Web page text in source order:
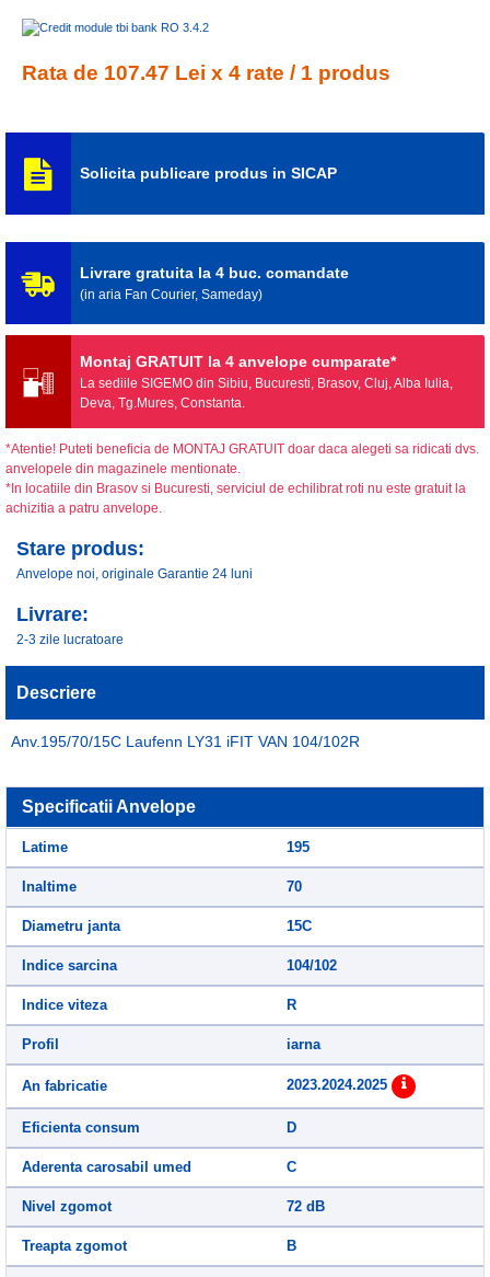
Rata de 107.47 Lei x 4 rate / 1 produs
Solicita publicare produs in SICAP
Livrare gratuita la 4 buc. comandate
(in aria Fan Courier, Sameday)
Montaj GRATUIT la 4 anvelope cumparate*
La sediile SIGEMO din Sibiu, Bucuresti, Brasov, Cluj, Alba Iulia,
Deva, Tg.Mures, Constanta.
*Atentie! Puteti beneficia de MONTAJ GRATUIT doar daca alegeti sa ridicati dvs.
anvelopele din magazinele mentionate.
*In locatiile din Brasov si Bucuresti, serviciul de echilibrat roti nu este gratuit la
achizitia a patru anvelope.
Stare produs:
Anvelope noi, originale Garantie 24 luni
Livrare:
2-3 zile lucratoare
Descriere
Anv.195/70/15C Laufenn LY31 iFIT VAN 104/102R
Specificatii Anvelope
Latime 195
Inaltime 70
Diametru janta 15C
Indice sarcina 104/102
Indice viteza R
Profil iarna
An fabricatie 2023.2024.2025
Eficienta consum D
Aderenta carosabil umed C
Nivel zgomot 72 dB
Treapta zgomot B